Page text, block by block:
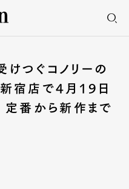
けつぐコノリー
丹新宿店で4月
催！ 定番から新
が集結